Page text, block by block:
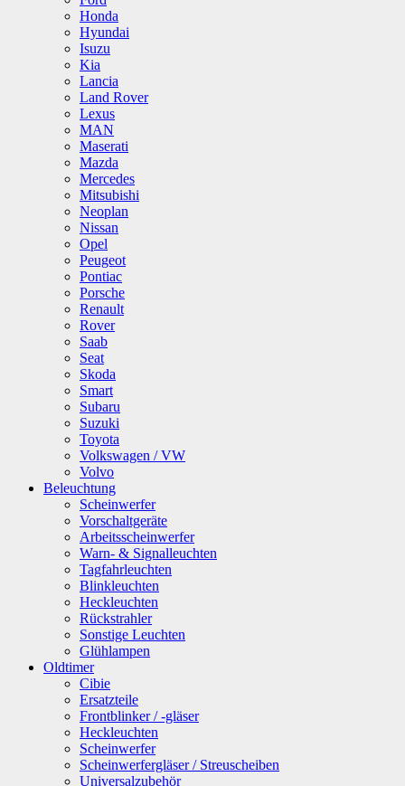
Honda
Hyundai
Isuzu
Kia
Lancia
Land Rover
Lexus
MAN
Maserati
Mazda
Mercedes
Mitsubishi
Neoplan
Nissan
Opel
Peugeot
Pontiac
Porsche
Renault
Rover
Saab
Seat
Skoda
Smart
Subaru
Suzuki
Toyota
Volkswagen / VW
Volvo
Beleuchtung
Scheinwerfer
Vorschaltgeräte
Arbeitsscheinwerfer
Warn- & Signalleuchten
Tagfahrleuchten
Blinkleuchten
Heckleuchten
Rückstrahler
Sonstige Leuchten
Glühlampen
Oldtimer
Cibie
Ersatzteile
Frontblinker / -gläser
Heckleuchten
Scheinwerfer
Scheinwerfergläser / Streuscheiben
Universalzubehör